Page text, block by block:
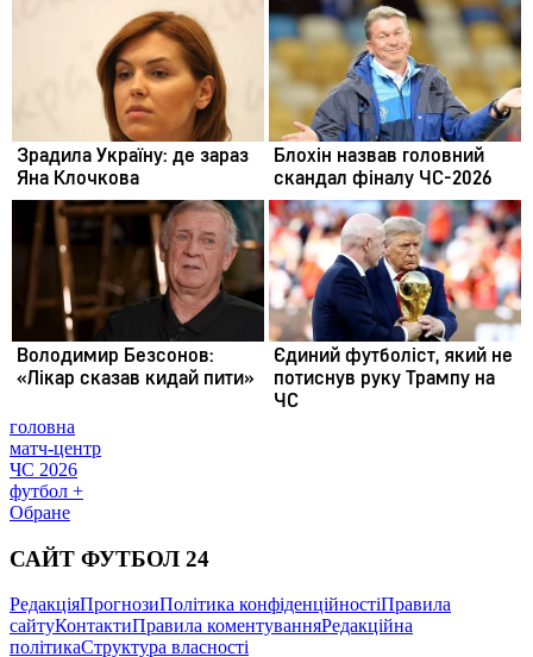
головна
матч-центр
ЧС 2026
футбол +
Обране
САЙТ ФУТБОЛ 24
РедакціяПрогнозиПолітика конфіденційностіПравила
сайтуКонтактиПравила коментуванняРедакційна
політикаСтруктура власності